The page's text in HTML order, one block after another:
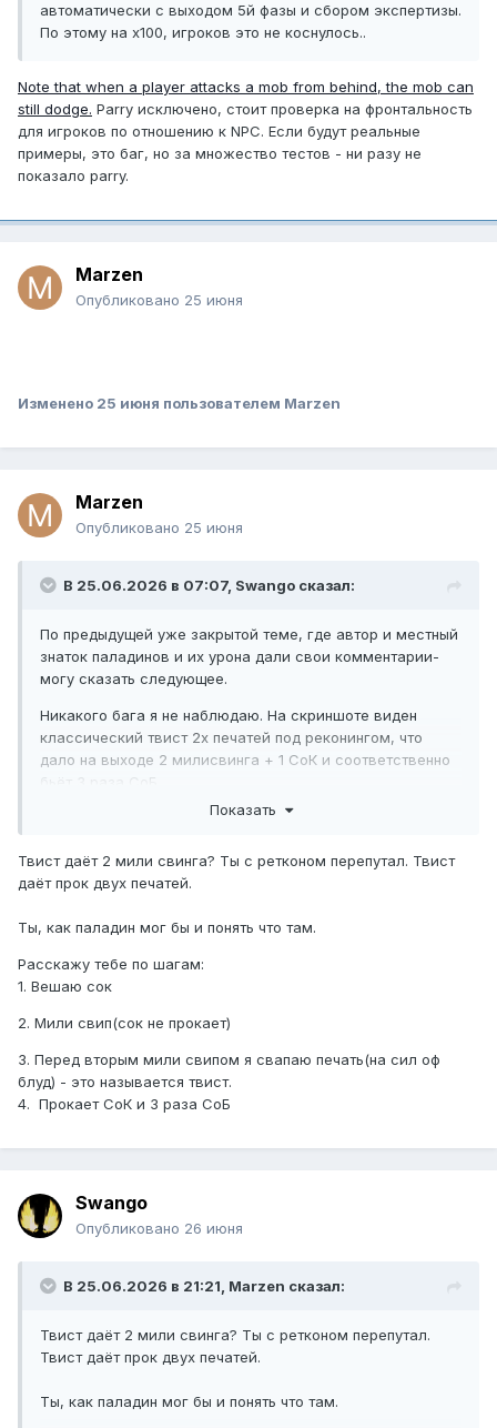
автоматически с выходом 5й фазы и сбором экспертизы.
По этому на х100, игроков это не коснулось..
Note that when a player attacks a mob from behind, the mob can
still dodge. Parry исключено, стоит проверка на фронтальность
для игроков по отношению к NPC. Если будут реальные
примеры, это баг, но за множество тестов - ни разу не
показало parry.
Marzen
Опубликовано 25 июня
Изменено 25 июня пользователем Marzen
Marzen
Опубликовано 25 июня
В 25.06.2026 в 07:07, Swango сказал:
По предыдущей уже закрытой теме, где автор и местный
знаток паладинов и их урона дали свои комментарии-
могу сказать следующее.
Никакого бага я не наблюдаю. На скриншоте виден
классический твист 2х печатей под реконингом, что
дало на выходе 2 милисвинга + 1 СоК и соответственно
бьёт 3 раза СоБ.
Показать
Твист даёт 2 мили свинга? Ты с ретконом перепутал. Твист
даёт прок двух печатей.
Ты, как паладин мог бы и понять что там.
Расскажу тебе по шагам:
1. Вешаю сок
2. Мили свип(сок не прокает)
3. Перед вторым мили свипом я свапаю печать(на сил оф
блуд) - это называется твист.
4. Прокает СоК и 3 раза СоБ
Swango
Опубликовано 26 июня
В 25.06.2026 в 21:21, Marzen сказал:
Твист даёт 2 мили свинга? Ты с ретконом перепутал.
Твист даёт прок двух печатей.
Ты, как паладин мог бы и понять что там.